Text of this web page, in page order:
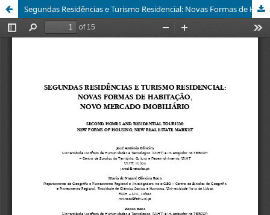
Segundas Residências e Turismo Residencial: Novas Formas de Habitação, Novo Mercado Imobiliário